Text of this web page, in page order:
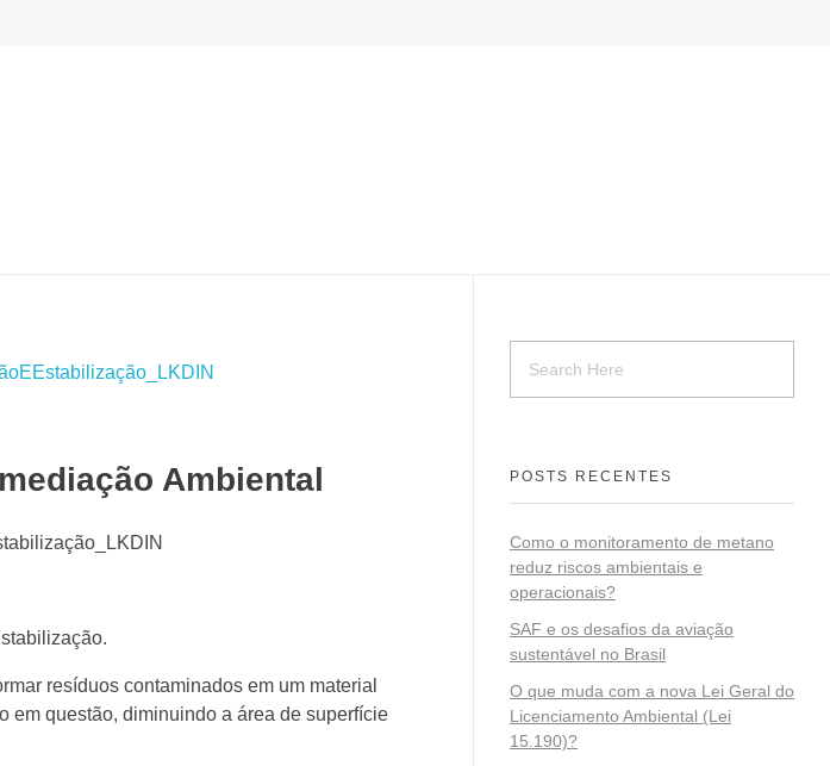
Ambiental
resíduos contaminados em um material
em questão, diminuindo a área de superfície
POSTS RECENTES
Como o monitoramento de metano
reduz riscos ambientais e
operacionais?
SAF e os desafios da aviação
sustentável no Brasil
O que muda com a nova Lei Geral do
Licenciamento Ambiental (Lei
15.190)?